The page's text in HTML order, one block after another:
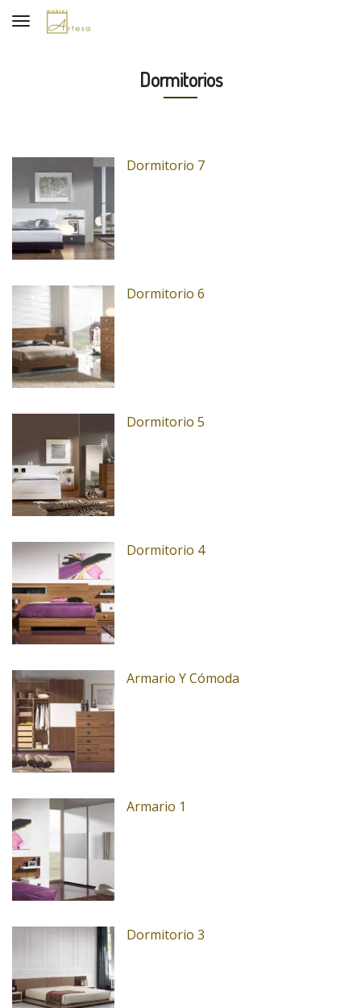
Toggle navigation
Dormitorios
Dormitorio 7
Dormitorio 6
Dormitorio 5
Dormitorio 4
Armario Y Cómoda
Armario 1
Dormitorio 3